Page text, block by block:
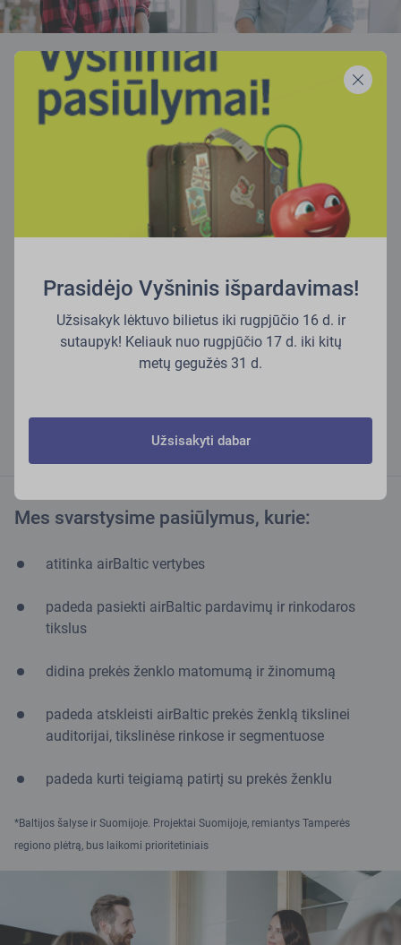
Inovacijos
Džiaugiamės galėdami įsitraukti į projektus ir
bendradarbiauti su kuriančiomis, tobulėjančiomis ir į ateitį
žvelgiančiomis organizacijomis bei žmonėmis. Tikime, kad
tikri lyderiai ir vizionieriai sukurs geresnę ateitį mums
Mes svarstysime pasiūlymus, kurie:
atitinka airBaltic vertybes
padeda pasiekti airBaltic pardavimų ir rinkodaros
tikslus
didina prekės ženklo matomumą ir žinomumą
padeda atskleisti airBaltic prekės ženklą tikslinei
auditorijai, tikslinėse rinkose ir segmentuose
padeda kurti teigiamą patirtį su prekės ženklu
*Baltijos šalyse ir Suomijoje. Projektai Suomijoje, remiantys Tamperės
regiono plėtrą, bus laikomi prioritetiniais
Prasidėjo Vyšninis išpardavimas!
Užsisakyk lėktuvo bilietus iki rugpjūčio 16 d. ir
sutaupyk! Keliauk nuo rugpjūčio 17 d. iki kitų
metų gegužės 31 d.
Užsisakyti dabar